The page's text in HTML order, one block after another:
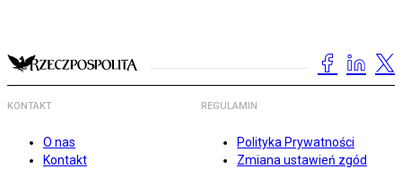
KONTAKT
O nas
Kontakt
REGULAMIN
Polityka Prywatności
Zmiana ustawień zgód